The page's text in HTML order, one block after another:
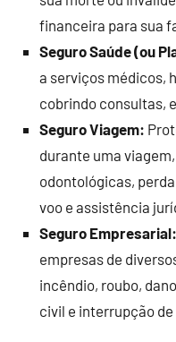
financeira para sua
Seguro Saúde (ou
a serviços médicos,
cobrindo consultas,
Seguro Viagem:
durante uma
odontológicas,
voo e assistência
Seguro Empresarial:
empresas de
incêndio, roubo,
civil e interrupção